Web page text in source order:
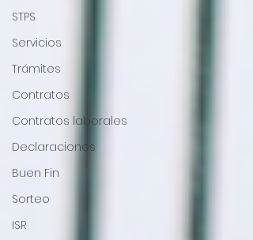
STPS
Servicios
Trámites
Contratos
Contratos laborales
Declaraciones
Buen Fin
Sorteo
ISR